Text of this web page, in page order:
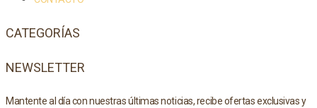
CATEGORÍAS
NEWSLETTER
Mantente al día con nuestras últimas noticias, recibe ofertas exclusivas y